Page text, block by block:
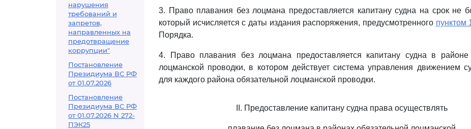
нарушения
требований и
запретов,
направленных на
предотвращение
коррупции"
Постановление
Президиума ВС РФ
от 01.07.2026
Постановление
Президиума ВС РФ
от 01.07.2026 N 272-
ПЭК25
3. Право плавания без лоцмана предоставляется капитану судна на срок не
который исчисляется с даты издания распоряжения, предусмотренного пунктом
Порядка.
4. Право плавания без лоцмана предоставляется капитану судна в районе
лоцманской проводки, в котором действует система управления движением
для каждого района обязательной лоцманской проводки.
II. Предоставление капитану судна права осуществлять